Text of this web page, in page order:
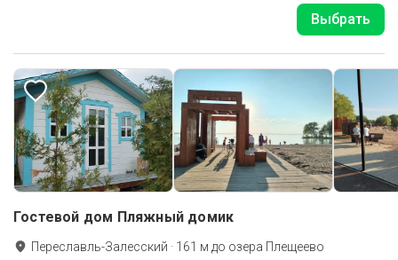
Выбрать
Гостевой дом Пляжный домик
Переславль-Залесский · 161 м до озера Плещеево